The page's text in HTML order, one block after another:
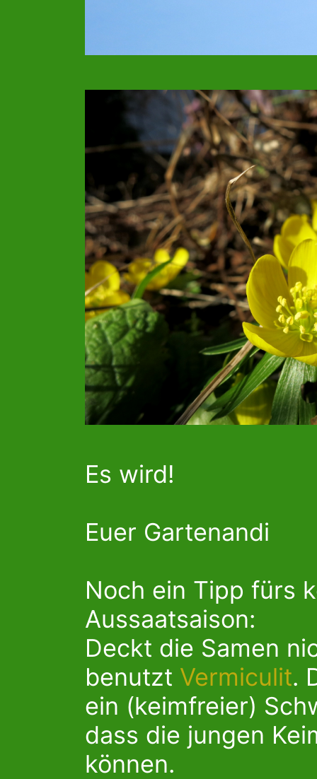
Es wird!
Euer Gartenandi
Noch ein Tipp fürs
Aussaatsaison:
Deckt die Samen
benutzt Vermiculit.
ein (keimfreier)
dass die jungen
können.